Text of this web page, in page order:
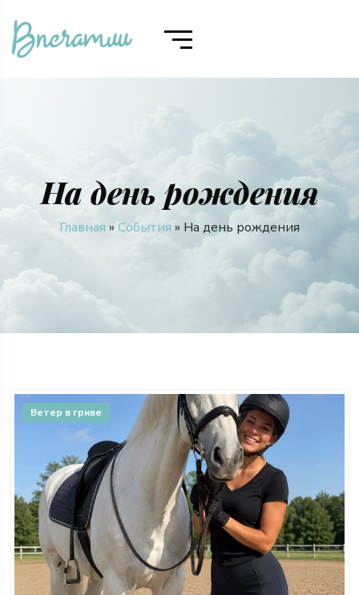
На день рождения
Главная » События » На день рождения
Ветер в гриве